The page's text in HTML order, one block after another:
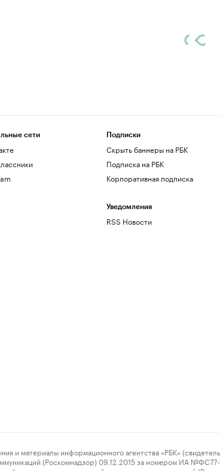
сети Подписки
Скрыть баннеры на РБК
Подписка на РБК
Корпоративная подписка
Уведомления
RSS Новости
информационного агентства «РБК»
(Роскомнадзор) 09.12.2015 за номером ИА